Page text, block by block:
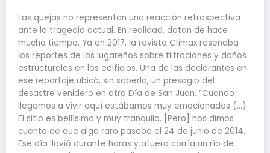
Las quejas no representan una reacción retrospectiva
ante la tragedia actual. En realidad, datan de hace
mucho tiempo. Ya en 2017, la revista Clímax reseñaba
los reportes de los lugareños sobre filtraciones y daños
estructurales en los edificios. Una de las declarantes en
ese reportaje ubicó, sin saberlo, un presagio del
desastre venidero en otro Día de San Juan. “Cuando
llegamos a vivir aquí estábamos muy emocionados (…)
El sitio es bellísimo y muy tranquilo. [Pero] nos dimos
cuenta de que algo raro pasaba el 24 de junio de 2014.
Ese día llovió durante horas y afuera corría un río de